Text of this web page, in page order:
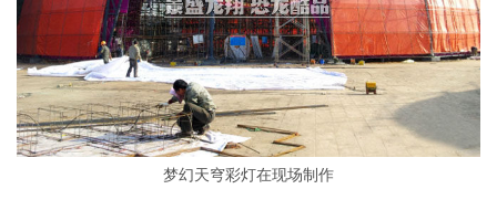
梦幻天穹彩灯在现场制作